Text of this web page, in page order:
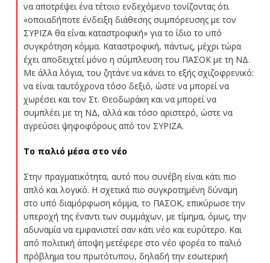
να αποτρέψει ένα τέτοιο ενδεχόμενο τονίζοντας ότι
«οποιαδήποτε ένδειξη διάθεσης συμπόρευσης με τον
ΣΥΡΙΖΑ θα είναι καταστροφική» για το ίδιο το υπό
συγκρότηση κόμμα. Καταστροφική, πάντως, μέχρι τώρα
έχει αποδειχτεί μόνο η σύμπλευση του ΠΑΣΟΚ με τη ΝΔ.
Με άλλα λόγια, του ζητάνε να κάνει το εξής σχιζοφρενικό:
να είναι ταυτόχρονα τόσο δεξιό, ώστε να μπορεί να
χωρέσει και τον Στ. Θεοδωράκη και να μπορεί να
συμπλέει με τη ΝΔ, αλλά και τόσο αριστερό, ώστε να
αγρεύσει ψηφοφόρους από τον ΣΥΡΙΖΑ.
Το παλιό μέσα στο νέο
Στην πραγματικότητα, αυτό που συνέβη είναι κάτι πιο
απλό και λογικό. Η σχετικά πιο συγκροτημένη δύναμη
στο υπό διαμόρφωση κόμμα, το ΠΑΣΟΚ, επικύρωσε την
υπεροχή της έναντι των συμμάχων, με τίμημα, όμως, την
αδυναμία να εμφανιστεί σαν κάτι νέο και ευρύτερο. Και
από πολιτική άποψη μετέφερε στο νέο φορέα το παλιό
πρόβλημα του πρωτότυπου, δηλαδή την εσωτερική